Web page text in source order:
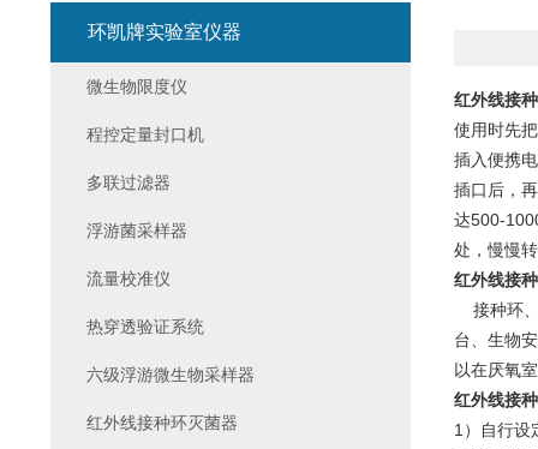
红外线接
使用时先
插入便携
插口后，
达500-
处，慢慢
红外线接
接种环、
台、生物
以在厌氧
红外线接
1）自行设
环凯牌实验室仪器
微生物限度仪
程控定量封口机
多联过滤器
浮游菌采样器
流量校准仪
热穿透验证系统
六级浮游微生物采样器
红外线接种环灭菌器